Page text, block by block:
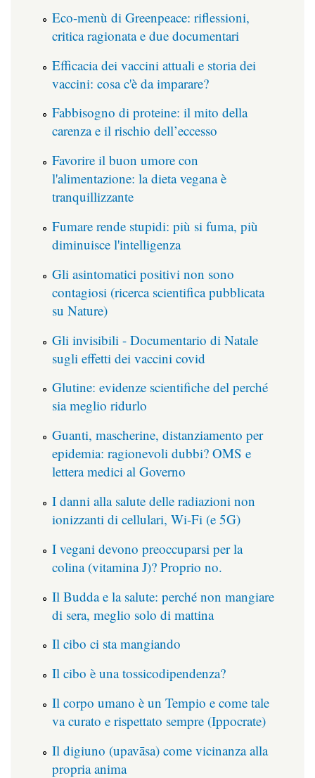
Eco-menù di Greenpeace: riflessioni,
critica ragionata e due documentari
Efficacia dei vaccini attuali e storia dei
vaccini: cosa c'è da imparare?
Fabbisogno di proteine: il mito della
carenza e il rischio dell’eccesso
Favorire il buon umore con
l'alimentazione: la dieta vegana è
tranquillizzante
Fumare rende stupidi: più si fuma, più
diminuisce l'intelligenza
Gli asintomatici positivi non sono
contagiosi (ricerca scientifica pubblicata
su Nature)
Gli invisibili - Documentario di Natale
sugli effetti dei vaccini covid
Glutine: evidenze scientifiche del perché
sia meglio ridurlo
Guanti, mascherine, distanziamento per
epidemia: ragionevoli dubbi? OMS e
lettera medici al Governo
I danni alla salute delle radiazioni non
ionizzanti di cellulari, Wi-Fi (e 5G)
I vegani devono preoccuparsi per la
colina (vitamina J)? Proprio no.
Il Budda e la salute: perché non mangiare
di sera, meglio solo di mattina
Il cibo ci sta mangiando
Il cibo è una tossicodipendenza?
Il corpo umano è un Tempio e come tale
va curato e rispettato sempre (Ippocrate)
Il digiuno (upavāsa) come vicinanza alla
propria anima